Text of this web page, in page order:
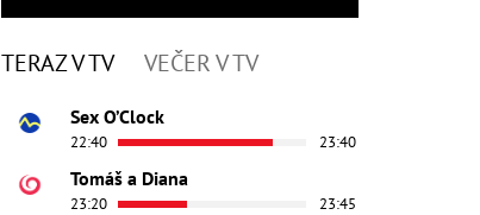
TERAZ V TV VEČER V TV
Sex O’Clock
22:40 23:40
Tomáš a Diana
23:20 23:45